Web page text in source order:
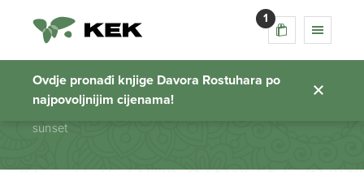
1
Ovdje pronađi knjige Davora Rostuhara po
najpovoljnijim cijenama!
sunset
Početna stranica
sunset